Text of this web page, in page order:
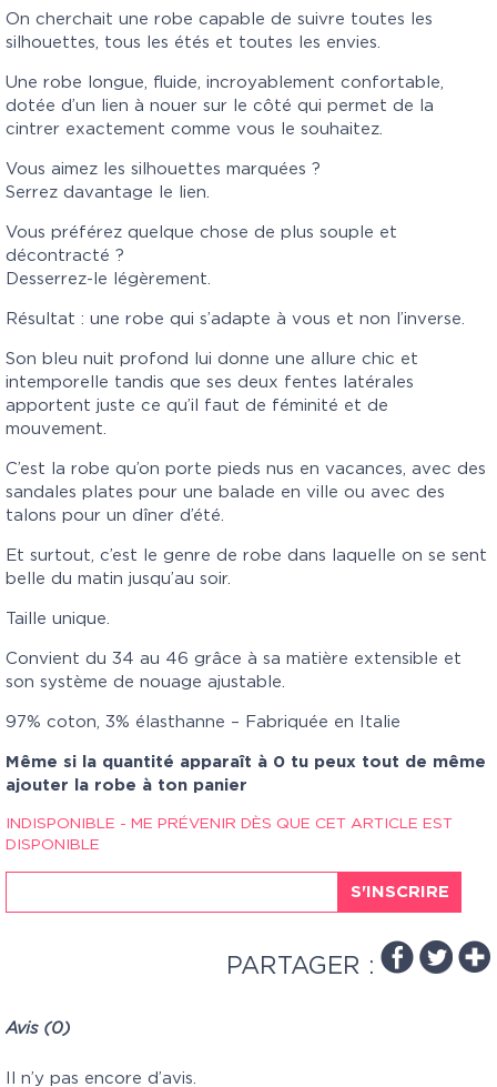
On cherchait une robe capable de suivre toutes les
silhouettes, tous les étés et toutes les envies.
Une robe longue, fluide, incroyablement confortable,
dotée d’un lien à nouer sur le côté qui permet de la
cintrer exactement comme vous le souhaitez.
Vous aimez les silhouettes marquées ?
Serrez davantage le lien.
Vous préférez quelque chose de plus souple et
décontracté ?
Desserrez-le légèrement.
Résultat : une robe qui s’adapte à vous et non l’inverse.
Son bleu nuit profond lui donne une allure chic et
intemporelle tandis que ses deux fentes latérales
apportent juste ce qu’il faut de féminité et de
mouvement.
C’est la robe qu’on porte pieds nus en vacances, avec des
sandales plates pour une balade en ville ou avec des
talons pour un dîner d’été.
Et surtout, c’est le genre de robe dans laquelle on se sent
belle du matin jusqu’au soir.
Taille unique.
Convient du 34 au 46 grâce à sa matière extensible et
son système de nouage ajustable.
97% coton, 3% élasthanne – Fabriquée en Italie
Même si la quantité apparaît à 0 tu peux tout de même
ajouter la robe à ton panier
INDISPONIBLE - ME PRÉVENIR DÈS QUE CET ARTICLE EST
DISPONIBLE
S'INSCRIRE
PARTAGER :
Avis (0)
Il n’y pas encore d’avis.